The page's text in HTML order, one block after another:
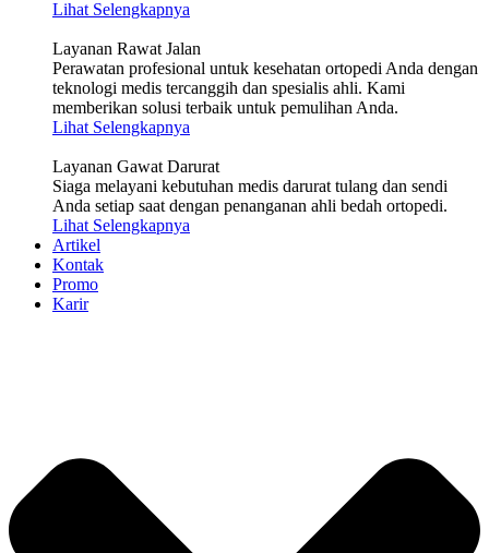
Lihat Selengkapnya
Layanan Rawat Jalan
Perawatan profesional untuk kesehatan ortopedi Anda dengan
teknologi medis tercanggih dan spesialis ahli. Kami
memberikan solusi terbaik untuk pemulihan Anda.
Lihat Selengkapnya
Layanan Gawat Darurat
Siaga melayani kebutuhan medis darurat tulang dan sendi
Anda setiap saat dengan penanganan ahli bedah ortopedi.
Lihat Selengkapnya
Artikel
Kontak
Promo
Karir